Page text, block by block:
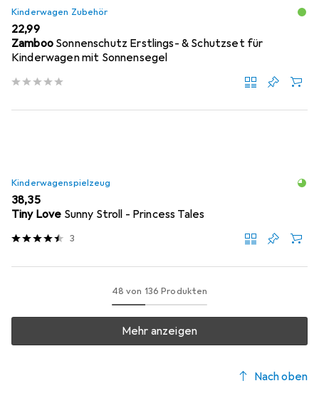
Kinderwagen Zubehör
EUR
22,99
Zamboo Sonnenschutz Erstlings- & Schutzset für
Kinderwagen mit Sonnensegel
Kinderwagenspielzeug
EUR
38,35
Tiny Love Sunny Stroll - Princess Tales
3
48 von 136 Produkten
Mehr anzeigen
Nach oben